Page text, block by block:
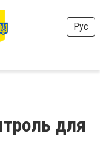
Рус
для